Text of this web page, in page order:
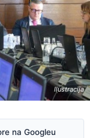
Ilustracija
na Googleu